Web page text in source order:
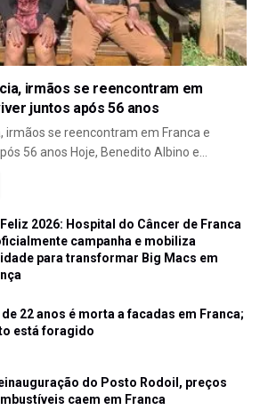
irmãos se reencontram em
juntos após 56 anos
irmãos se reencontram em Franca e
56 anos Hoje, Benedito Albino e...
2026: Hospital do Câncer de Franca
campanha e mobiliza
para transformar Big Macs em
22 anos é morta a facadas em Franca;
está foragido
do Posto Rodoil, preços
caem em Franca